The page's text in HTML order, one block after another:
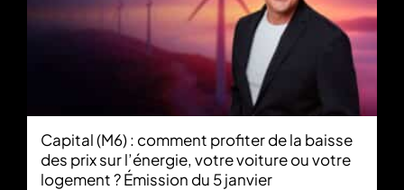
Capital (M6) : comment profiter de la baisse
des prix sur l’énergie, votre voiture ou votre
logement ? Émission du 5 janvier